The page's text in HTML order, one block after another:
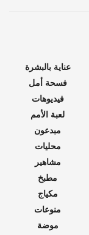
عناية بالبشرة
فسحة أمل
فيديوهات
لعبة الأمم
مبدعون
محليات
مشاهير
مطبخ
مكياج
منوعات
موضة